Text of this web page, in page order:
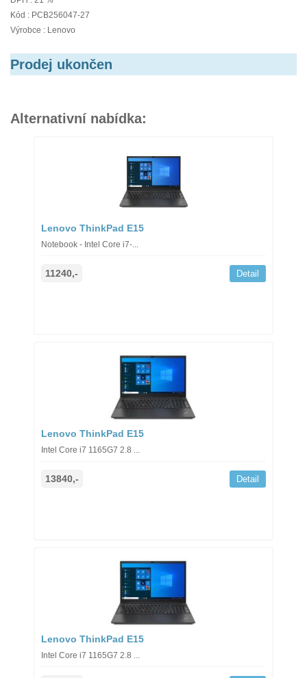
Kód : PCB256047-27
Výrobce : Lenovo
Prodej ukončen
Alternativní nabídka:
Lenovo ThinkPad E15
Notebook - Intel Core i7-...
11240,- Detail
Lenovo ThinkPad E15
Intel Core i7 1165G7 2.8 ...
13840,- Detail
Lenovo ThinkPad E15
Intel Core i7 1165G7 2.8 ...